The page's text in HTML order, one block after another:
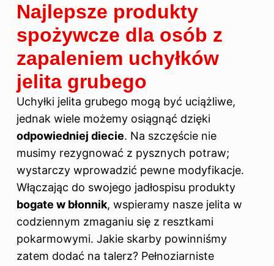
Najlepsze produkty
spożywcze dla osób z
zapaleniem uchyłków
jelita grubego
Uchyłki jelita grubego mogą być uciążliwe,
jednak wiele możemy osiągnąć dzięki
odpowiedniej diecie. Na szczęście nie
musimy rezygnować z pysznych potraw;
wystarczy wprowadzić pewne modyfikacje.
Włączając do swojego jadłospisu produkty
bogate w błonnik, wspieramy nasze jelita w
codziennym zmaganiu się z resztkami
pokarmowymi. Jakie skarby powinniśmy
zatem dodać na talerz? Pełnoziarniste